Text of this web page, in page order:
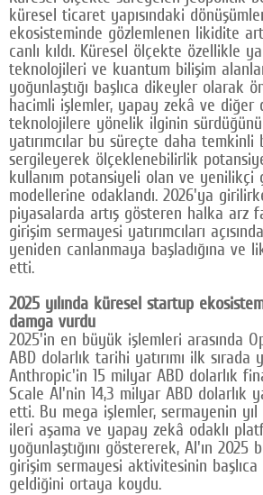
küresel ticaret yapısındaki
ekosisteminde gözlemlenen likidite
canlı kıldı. Küresel ölçekte özellikle
teknolojileri ve kuantum bilişim
yoğunlaştığı başlıca dikeyler olarak
hacimli işlemler, yapay zekâ ve diğer
teknolojilere yönelik ilginin
yatırımcılar bu süreçte daha
sergileyerek ölçeklenebilirlik
kullanım potansiyeli olan ve yenilikçi
modellerine odaklandı. 2026'ya
piyasalarda artış gösteren halka arz
girişim sermayesi yatırımcıları
yeniden canlanmaya başladığına ve
etti.
2025 yılında küresel startup
damga vurdu
2025'in en büyük işlemleri arasında
ABD dolarlık tarihi yatırımı ilk sırada
Anthropic'in 15 milyar ABD dolarlık
Scale AI'nin 14,3 milyar ABD dolarlık
etti. Bu mega işlemler, sermayenin
ileri aşama ve yapay zekâ odaklı
yoğunlaştığını göstererek, AI'ın 2025
girişim sermayesi aktivitesinin
geldiğini ortaya koydu.